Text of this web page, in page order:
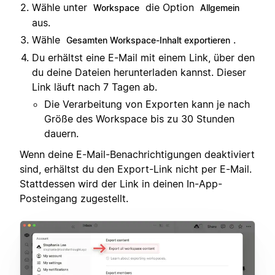
Wähle unter Workspace die Option Allgemein
aus.
Wähle Gesamten Workspace-Inhalt exportieren .
Du erhältst eine E-Mail mit einem Link, über den
du deine Dateien herunterladen kannst. Dieser
Link läuft nach 7 Tagen ab.
Die Verarbeitung von Exporten kann je nach
Größe des Workspace bis zu 30 Stunden
dauern.
Wenn deine E-Mail-Benachrichtigungen deaktiviert
sind, erhältst du den Export-Link nicht per E-Mail.
Stattdessen wird der Link in deinen In-App-
Posteingang zugestellt.